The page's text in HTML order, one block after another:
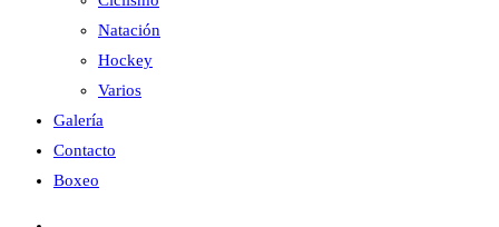
Natación
Hockey
Varios
Galería
Contacto
Boxeo